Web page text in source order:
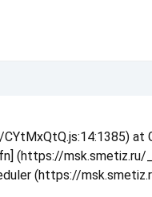
at
(https://msk.smetiz.ru/
(https://